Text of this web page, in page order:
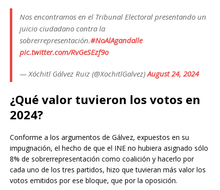
Nos encontramos en el Tribunal Electoral presentando un
juicio ciudadano contra la
sobrerrepresentación.#NoAlAgandalle
pic.twitter.com/RvGeSEzf9o
— Xóchitl Gálvez Ruiz (@XochitlGalvez)August 24, 2024
¿Qué valor tuvieron los votos en
2024?
Conforme a los argumentos de Gálvez, expuestos en su
impugnación, el hecho de que el INE no hubiera asignado sólo
8% de sobrerrepresentación como coalición y hacerlo por
cada uno de los tres partidos, hizo que tuvieran más valor los
votos emitidos por ese bloque, que por la oposición.